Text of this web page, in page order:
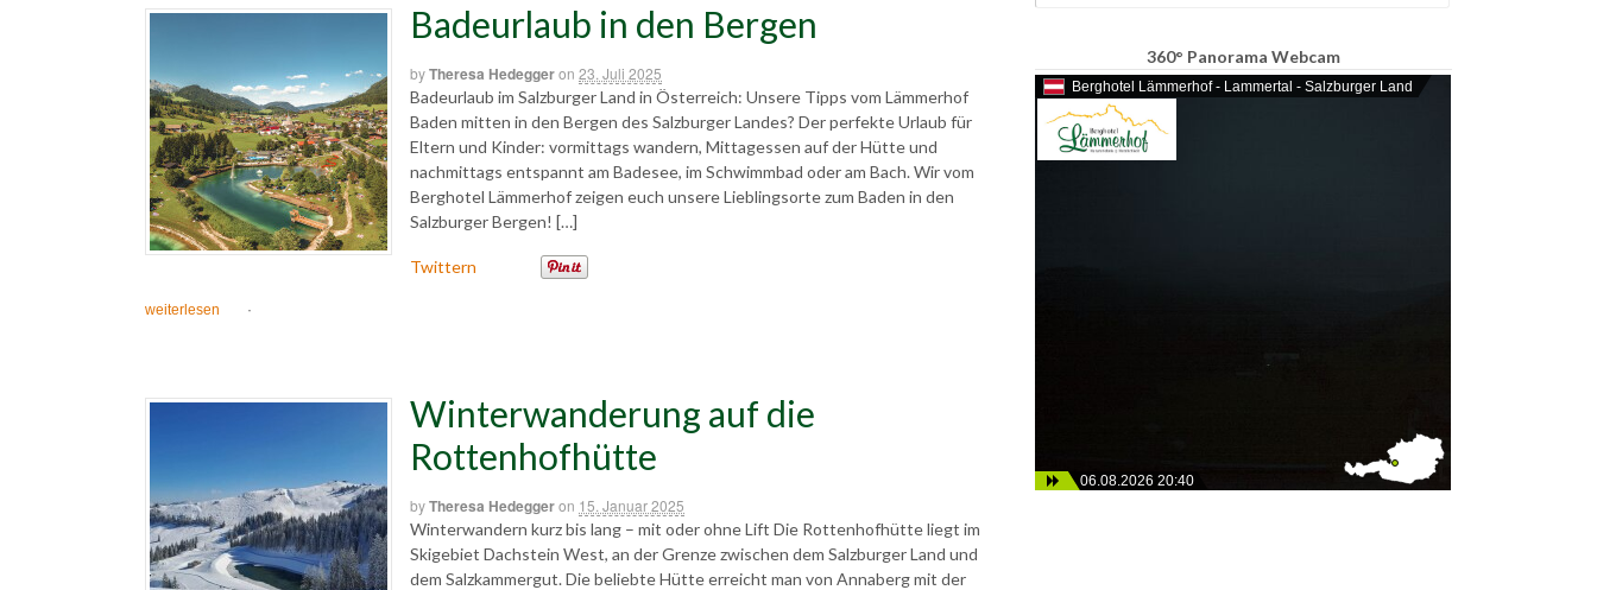
Badeurlaub in den Bergen
byTheresa Hedeggeron 23. Juli 2025
Badeurlaub im Salzburger Land in Österreich: Unsere Tipps vom Lämmerhof
Baden mitten in den Bergen des Salzburger Landes? Der perfekte Urlaub für
Eltern und Kinder: vormittags wandern, Mittagessen auf der Hütte und
nachmittags entspannt am Badesee, im Schwimmbad oder am Bach. Wir vom
Berghotel Lämmerhof zeigen euch unsere Lieblingsorte zum Baden in den
Salzburger Bergen! […]
Twittern
weiterlesen ·
Winterwanderung auf die
Rottenhofhütte
byTheresa Hedeggeron 15. Januar 2025
Winterwandern kurz bis lang – mit oder ohne Lift Die Rottenhofhütte liegt im
Skigebiet Dachstein West, an der Grenze zwischen dem Salzburger Land und
dem Salzkammergut. Die beliebte Hütte erreicht man von Annaberg mit der
360° Panorama Webcam
Berghotel Lämmerhof - Lammertal - Salzburger Land
06.08.2026 20:40